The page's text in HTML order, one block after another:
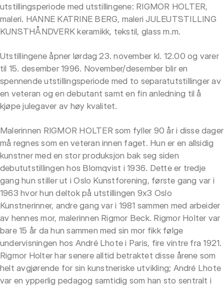
utstillingsperiode med utstillingene: RIGMOR HOLTER,
maleri. HANNE KATRINE BERG, maleri JULEUTSTILLING
KUNSTHÅNDVERK keramikk, tekstil, glass m.m.
Utstillingene åpner lørdag 23. november kl. 12.00 og varer
til 15. desember 1996. November/desember blir en
spennende utstillingsperiode med to separatutstillinger av
en veteran og en debutant samt en fin anledning til å
kjøpe julegaver av høy kvalitet.
Malerinnen RIGMOR HOLTER som fyller 90 år i disse dager
må regnes som en veteran innen faget. Hun er en allsidig
kunstner med en stor produksjon bak seg siden
debututstillingen hos Blomqvist i 1936. Dette er tredje
gang hun stiller ut i Oslo Kunstforening, første gang var i
1963 hvor hun deltok på utstillingen 9x3 Oslo
Kunstnerinner, andre gang var i 1981 sammen med arbeider
av hennes mor, malerinnen Rigmor Beck. Rigmor Holter var
bare 15 år da hun sammen med sin mor fikk følge
undervisningen hos André Lhote i Paris, fire vintre fra 1921.
Rigmor Holter har senere alltid betraktet disse årene som
helt avgjørende for sin kunstneriske utvikling; André Lhote
var en ypperlig pedagog samtidig som han sto sentralt i